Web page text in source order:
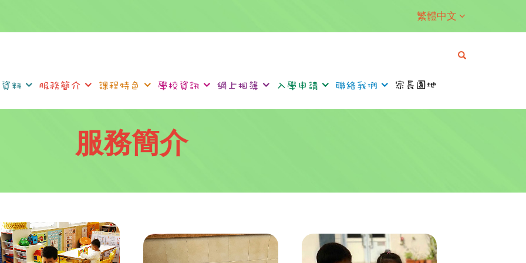
繁體中文
料 服務簡介 課程特色 學校資訊 網上相簿 入學申請 聯絡我們 家長園地
服務簡介